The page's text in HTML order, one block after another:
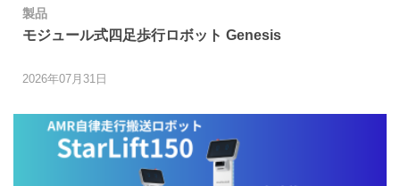
製品
モジュール式四足歩行ロボット Genesis
2026年07月31日